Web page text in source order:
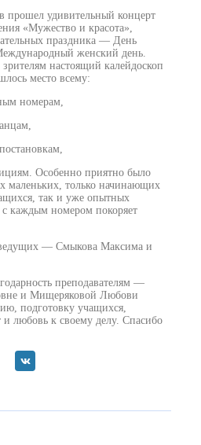
прошел удивительный концерт
«Мужество и красота»,
праздника — День
женский день.
настоящий калейдоскоп
место всему:
номерам,
Особенно приятно было
маленьких, только начинающих
так и уже опытных
с каждым номером покоряет
— Смыкова Максима и
преподавателям —
и Мищеряковой Любови
подготовку учащихся,
и любовь к своему делу. Спасибо